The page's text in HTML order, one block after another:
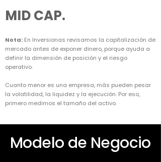
MID CAP.
Nota: En Inversionas revisamos la capitalización de
mercado antes de exponer dinero, porque ayuda a
definir la dimensión de posición y el riesgo
operativo.
Cuanto menor es una empresa, más pueden pesar
la volatilidad, la liquidez y la ejecución. Por eso,
primero medimos el tamaño del activo.
Modelo de Negocio